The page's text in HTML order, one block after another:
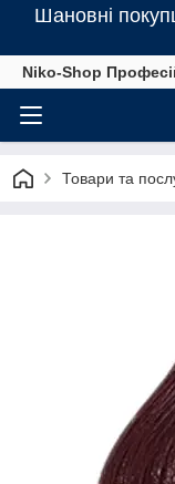
Шановні
Niko-Shop
Товари та